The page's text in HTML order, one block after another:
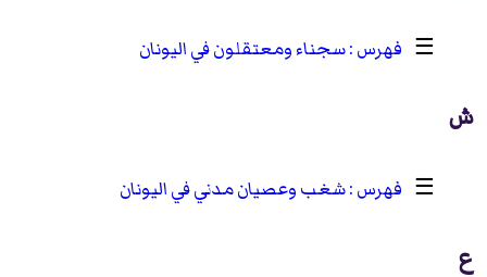
☰ سجناء ومعتقلون في اليونان
ش
☰ شغب وعصيان مدني في اليونان
ع